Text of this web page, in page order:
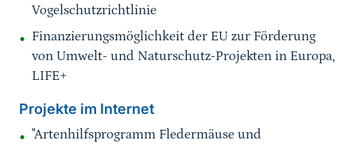
Vogelschutzrichtlinie
Finanzierungsmöglichkeit der EU zur Förderung
von Umwelt- und Naturschutz-Projekten in Europa,
LIFE+
Projekte im Internet
"Artenhilfsprogramm Fledermäuse und